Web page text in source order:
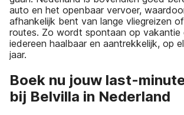
auto en het openbaar vervoer,
afhankelijk bent van lange vliegreizen
routes. Zo wordt spontaan op vakantie
iedereen haalbaar en aantrekkelijk, op
jaar.
Boek nu jouw last-
bij Belvilla in Nederland